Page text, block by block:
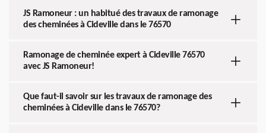
JS Ramoneur : un habitué des travaux de ramonage
des cheminées à Cideville dans le 76570
Ramonage de cheminée expert à Cideville 76570
avec JS Ramoneur!
Que faut-il savoir sur les travaux de ramonage des
cheminées à Cideville dans le 76570?